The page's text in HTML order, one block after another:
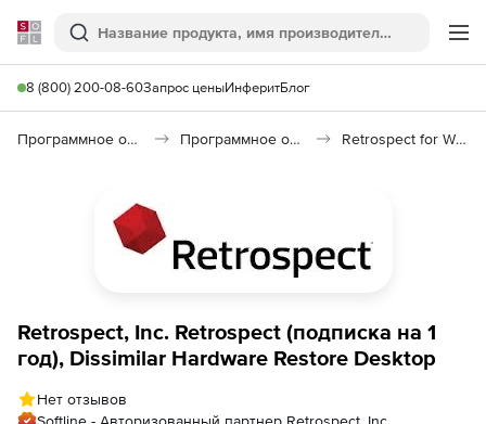
Softline
Поиск
8 (800) 200-08-60Запрос ценыИнферитБлог
Программное обеспечение для работы с файлами и дисками Программное обеспечение для резервного копирования Retrospect for Windows
Retrospect, Inc. Retrospect (подписка на 1
год), Dissimilar Hardware Restore Desktop
Нет отзывов